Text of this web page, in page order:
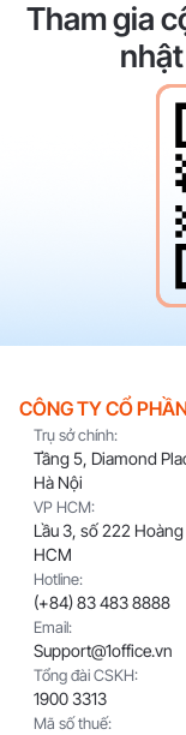
Tham gia
CÔNG TY CỔ
Trụ sở chính:
Tầng 5, Diamond
Hà Nội
VP HCM:
Lầu 3, số 222
HCM
Hotline:
(+84) 83 483 8888
Email:
Support@1office.vn
Tổng đài CSKH:
1900 3313
Mã số thuế: